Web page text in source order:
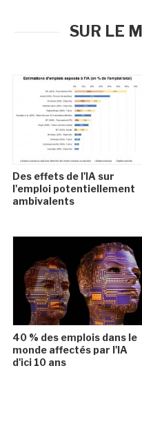
SUR LE
Des effets de l'IA sur
l'emploi potentiellement
ambivalents
40 % des emplois dans le
monde affectés par l'IA
d'ici 10 ans